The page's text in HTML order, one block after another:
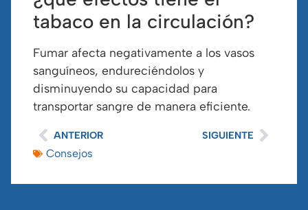
tabaco en la circulación?
Fumar afecta negativamente a los vasos
sanguíneos, endureciéndolos y
disminuyendo su capacidad para
transportar sangre de manera eficiente.
ANTERIOR SIGUIENTE
Consejos